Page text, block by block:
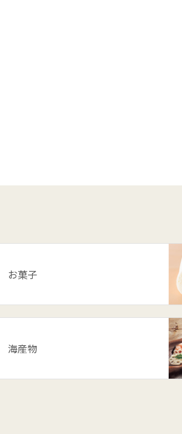
お菓子
海産物